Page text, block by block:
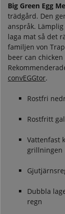
Big Green Egg
trädgård. Den
anspråk.
laga mat så det
familjen von
beer can
convEGGtor.
Rostfri
Rostfritt
Vattenfast
grillningen
Dubbla
regn